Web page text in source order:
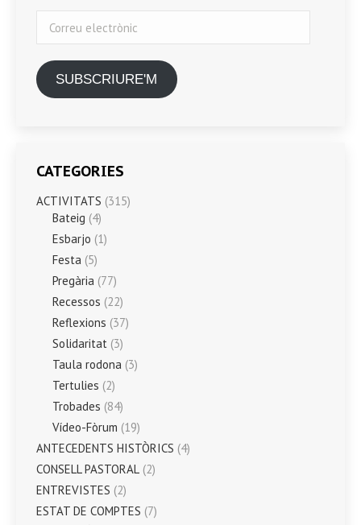
electrònic
SUBSCRIURE'M
CATEGORIES
ACTIVITATS (315)
Bateig (4)
Esbarjo (1)
Festa (5)
Pregària (77)
Recessos (22)
Reflexions (37)
Solidaritat (3)
Taula rodona (3)
Tertulies (2)
Trobades (84)
Vídeo-Fòrum (19)
ANTECEDENTS HISTÒRICS (4)
CONSELL PASTORAL (2)
ENTREVISTES (2)
ESTAT DE COMPTES (7)